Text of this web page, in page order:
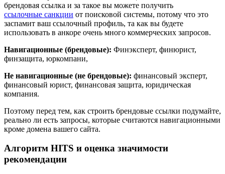
брендовая ссылка и за такое вы можете получить
ссылочные санкции от поисковой системы, потому что это
заспамит ваш ссылочный профиль, та как вы будете
использовать в анкоре очень много коммерческих запросов.
Навигационные (брендовые): Финэксперт, финюрист,
финзащита, юркомпани,
Не навигационные (не брендовые): финансовый эксперт,
финансовый юрист, финансовая защита, юридическая
компания.
Поэтому перед тем, как строить брендовые ссылки подумайте,
реально ли есть запросы, которые считаются навигационными
кроме домена вашего сайта.
Алгоритм HITS и оценка значимости
рекомендации